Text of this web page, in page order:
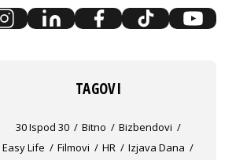
TAGOVI
30 Ispod 30 Bitno
Bizbendovi
Easy Life
Filmovi HR
Izjava Dana